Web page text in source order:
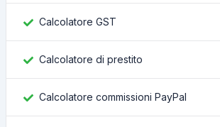
Calcolatore GST
Calcolatore di prestito
Calcolatore commissioni PayPal